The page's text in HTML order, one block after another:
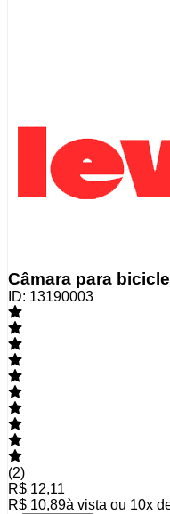
Câmara para
ID: 13190003
(2)
R$ 12,11
R$ 10,89à vista ou 10x